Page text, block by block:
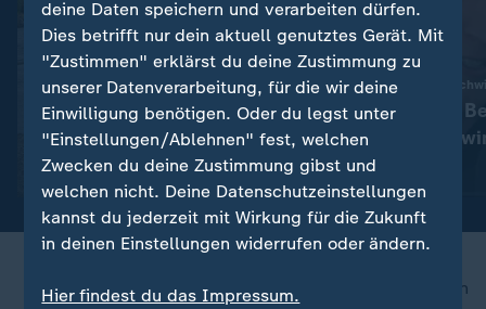
Interview
Expertin über niedrige Pegelstände:
"Rhein ist zentrale
Lebensader für deutsche
Industrie"
mit Video 12:58
Olympiasieger vor
Märtens: "Am
es, alles zu
mit Video
nach oben
deine Daten speichern und verarbeiten dürfen.
Dies betrifft nur dein aktuell genutztes Gerät. Mit
"Zustimmen" erklärst du deine Zustimmung zu
unserer Datenverarbeitung, für die wir deine
Einwilligung benötigen. Oder du legst unter
"Einstellungen/Ablehnen" fest, welchen
Zwecken du deine Zustimmung gibst und
welchen nicht. Deine Datenschutzeinstellungen
kannst du jederzeit mit Wirkung für die Zukunft
in deinen Einstellungen widerrufen oder ändern.
Hier findest du das Impressum.